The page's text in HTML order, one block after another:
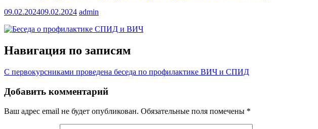
09.02.202409.02.2024 admin
Навигация по записям
С первокурсниками проведена беседа по профилактике ВИЧ и СПИД
Добавить комментарий
Ваш адрес email не будет опубликован. Обязательные поля помечены *